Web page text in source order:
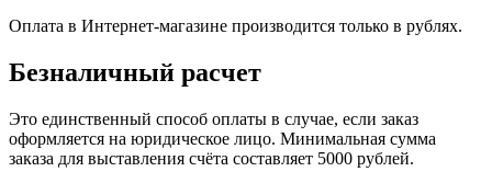
Оплата в Интернет-магазине производится только в рублях.
Безналичный расчет
Это единственный способ оплаты в случае, если заказ
оформляется на юридическое лицо. Минимальная сумма
заказа для выставления счёта составляет 5000 рублей.